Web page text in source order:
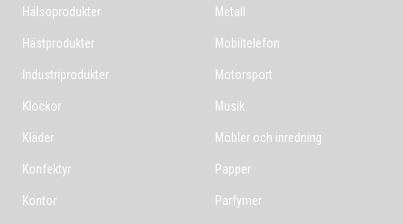
Hälsoprodukter
Hästprodukter
Industriprodukter
Klockor
Kläder
Konfektyr
Kontor
Metall
Mobiltelefon
Motorsport
Musik
Möbler och inredning
Papper
Parfymer